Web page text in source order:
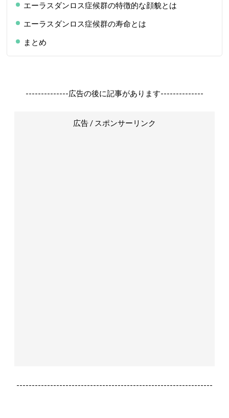
エーラスダンロス症候群の特徴的な顔貌とは
エーラスダンロス症候群の寿命とは
まとめ
--------------広告の後に記事があります--------------
広告 / スポンサーリンク
----------------------------------------------------------------